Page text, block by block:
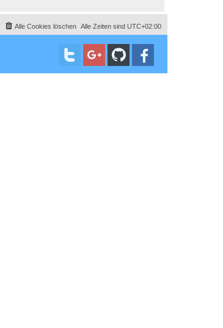
Alle Zeiten sind UTC+02:00
Alle Cookies löschen